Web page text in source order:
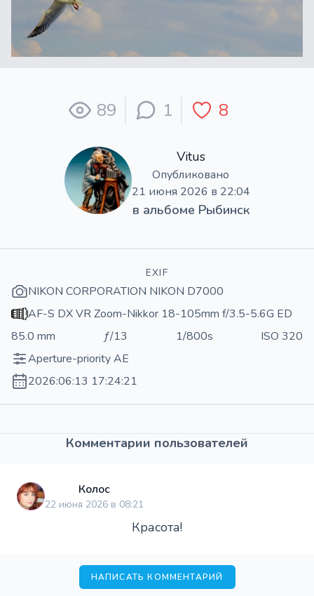
89 1 8
Vitus
Опубликовано
21 июня 2026 в 22:04
в альбоме Рыбинск
EXIF
NIKON CORPORATION NIKON D7000
AF-S DX VR Zoom-Nikkor 18-105mm f/3.5-5.6G ED
85.0 mm
ƒ/13 1/800s
ISO 320
Aperture-priority AE
2026:06:13 17:24:21
Комментарии пользователей
Колос
22 июня 2026 в 08:21
Красота!
НАПИСАТЬ КОММЕНТАРИЙ